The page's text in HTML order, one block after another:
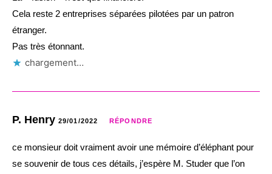
Cela reste 2 entreprises séparées pilotées par un patron
étranger.
Pas très étonnant.
chargement…
P. Henry 29/01/2022 RÉPONDRE
ce monsieur doit vraiment avoir une mémoire d’éléphant pour
se souvenir de tous ces détails, j’espère M. Studer que l’on